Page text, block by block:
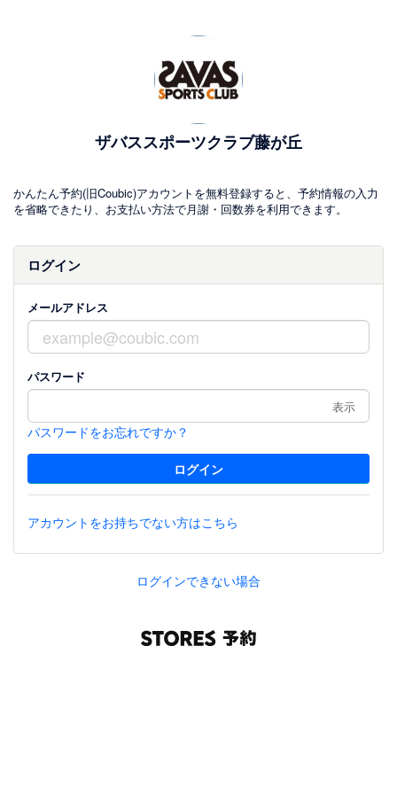
ザバススポーツクラブ藤が丘
かんたん予約(旧Coubic)アカウントを無料登録すると、予約情報の入力
を省略できたり、お支払い方法で月謝・回数券を利用できます。
ログイン
メールアドレス
パスワード
表示
パスワードをお忘れですか？
アカウントをお持ちでない方はこちら
ログインできない場合